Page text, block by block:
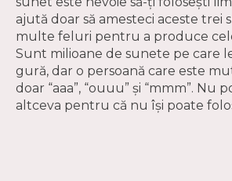
ajută doar să amesteci aceste trei
multe feluri pentru a produce
Sunt milioane de sunete pe care
gură, dar o persoană care este
doar “aaa”, “ouuu” şi “mmm”. Nu
altceva pentru că nu îşi poate